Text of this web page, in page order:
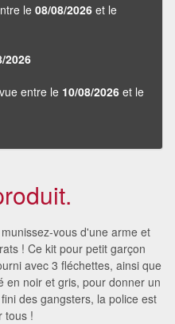
le08/08/2026 et le
2026
entre le 10/08/2026 et le
vous d'une arme et
! Ce kit pour petit garçon
avec 3 fléchettes, ainsi que
en noir et gris, pour donner un
des gangsters, la police est
tous !